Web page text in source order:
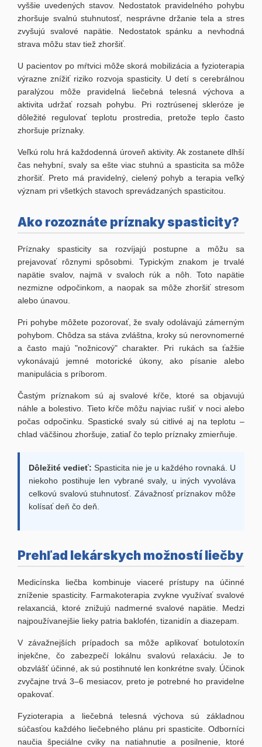
vyššie uvedených stavov. Nedostatok pravidelného pohybu
zhoršuje svalnú stuhnutosť, nesprávne držanie tela a stres
zvyšujú svalové napätie. Nedostatok spánku a nevhodná
strava môžu stav tiež zhoršiť.
U pacientov po mŕtvici môže skorá mobilizácia a fyzioterapia
výrazne znížiť riziko rozvoja spasticity. U detí s cerebrálnou
paralýzou môže pravidelná liečebná telesná výchova a
aktivita udržať rozsah pohybu. Pri roztrúsenej skleróze je
dôležité regulovať teplotu prostredia, pretože teplo často
zhoršuje príznaky.
Veľkú rolu hrá každodenná úroveň aktivity. Ak zostanete dlhší
čas nehybní, svaly sa ešte viac stuhnú a spasticita sa môže
zhoršiť. Preto má pravidelný, cielený pohyb a terapia veľký
význam pri všetkých stavoch sprevádzaných spasticitou.
Ako rozoznáte príznaky spasticity?
Príznaky spasticity sa rozvíjajú postupne a môžu sa
prejavovať rôznymi spôsobmi. Typickým znakom je trvalé
napätie svalov, najmä v svaloch rúk a nôh. Toto napätie
nezmizne odpočinkom, a naopak sa môže zhoršiť stresom
alebo únavou.
Pri pohybe môžete pozorovať, že svaly odolávajú zámerným
pohybom. Chôdza sa stáva zvláštna, kroky sú nerovnomerné
a často majú "nožnicový" charakter. Pri rukách sa ťažšie
vykonávajú jemné motorické úkony, ako písanie alebo
manipulácia s príborom.
Častým príznakom sú aj svalové kŕče, ktoré sa objavujú
náhle a bolestivo. Tieto kŕče môžu najviac rušiť v noci alebo
počas odpočinku. Spastické svaly sú citlivé aj na teplotu –
chlad väčšinou zhoršuje, zatiaľ čo teplo príznaky zmierňuje.
Dôležité vedieť: Spasticita nie je u každého rovnaká. U
niekoho postihuje len vybrané svaly, u iných vyvoláva
celkovú svalovú stuhnutosť. Závažnosť príznakov môže
kolísať deň čo deň.
Prehľad lekárskych možností liečby
Medicínska liečba kombinuje viaceré prístupy na účinné
zníženie spasticity. Farmakoterapia zvykne využívať svalové
relaxanciá, ktoré znižujú nadmerné svalové napätie. Medzi
najpoužívanejšie lieky patria baklofén, tizanidín a diazepam.
V závažnejších prípadoch sa môže aplikovať botulotoxín
injekčne, čo zabezpečí lokálnu svalovú relaxáciu. Je to
obzvlášť účinné, ak sú postihnuté len konkrétne svaly. Účinok
zvyčajne trvá 3–6 mesiacov, preto je potrebné ho pravidelne
opakovať.
Fyzioterapia a liečebná telesná výchova sú základnou
súčasťou každého liečebného plánu pri spasticite. Odborníci
naučia špeciálne cviky na natiahnutie a posilnenie, ktoré